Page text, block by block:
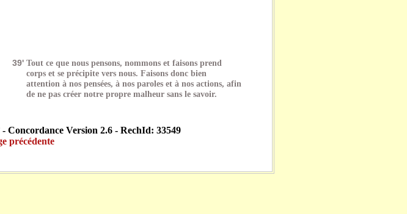
39' Tout ce que nous pensons, nommons et faisons prend
corps et se précipite vers nous. Faisons donc bien
attention à nos pensées, à nos paroles et à nos actions, afin
de ne pas créer notre propre malheur sans le savoir.
Concordance Version 2.6 - RechId: 33549
précédente